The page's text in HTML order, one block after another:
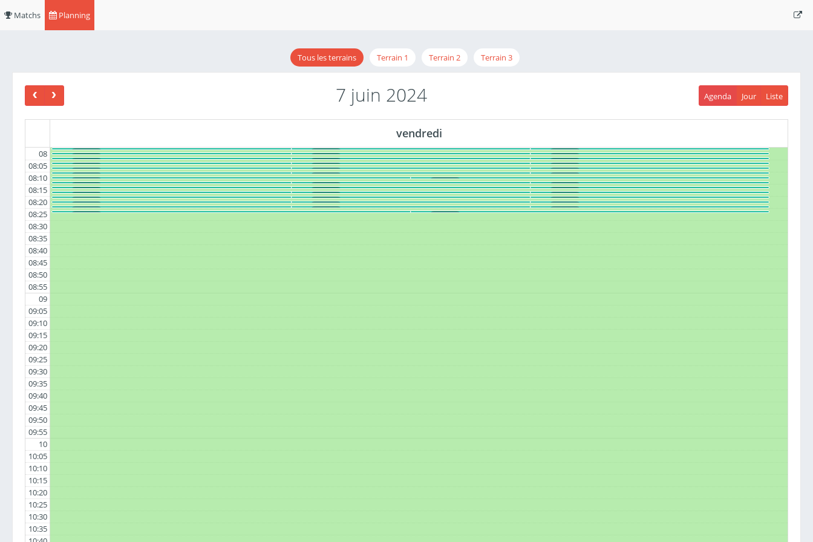
Matchs Planning
Tous les terrains Terrain 1 Terrain 2 Terrain 3
Agenda Jour Liste
7 juin 2024
vendredi
08
08:05
08:10
08:15
08:20
08:25
08:30
08:35
08:40
08:45
08:50
08:55
09
09:05
09:10
09:15
09:20
09:25
09:30
09:35
09:40
09:45
09:50
09:55
10
10:05
10:10
10:15
10:20
10:25
10:30
10:35
SUMO - #1 : Polarity-derp-S / Bomboflag SUMO - #1 : R4 / Cormonbot SUMO - #1 : Our Little Boy / Zawg
SUMO - #1 : Flop Galvanisé / R2 SUMO - #1 : Power Rangers / R5 SUMO - #1 : Dominator O / Spartak
SUMO - #1 : Speed Turtle / Octobot SUMO - #1 : Garfield / R3 SUMO - #1 : R1 / Bomboflag
SUMO - #1 : Polarity-derp-S / R4 SUMO - #1 : Badger / Zawg SUMO - #1 : Our Little Boy / Flop Galvanisé
SUMO - #1 : Goofybot 2.0 / R5 SUMO - #1 : Power Rangers / Dominator O SUMO - #1 : Bimo / Octobot
SUMO - #1 : Speed Turtle / Garfield SUMO - #1 : R1 / Cormonbot SUMO - #1 : Bomboflag / R4
SUMO - #1 : Badger / R2 SUMO - #1 : Zawg / Flop Galvanisé
SUMO - #1 : Goofybot 2.0 / Spartak SUMO - #1 : R5 / Dominator O SUMO - #1 : Bimo / R3
SUMO - #1 : Octobot / Garfield SUMO - #1 : R1 / R4 SUMO - #1 : Cormonbot / Polarity-derp-S
SUMO - #1 : Badger / Flop Galvanisé SUMO - #1 : R2 / Our Little Boy SUMO - #1 : Goofybot 2.0 / Dominator O
SUMO - #1 : Spartak / Power Rangers SUMO - #1 : Bimo / Garfield SUMO - #1 : R3 / Speed Turtle
SUMO - #1 : R1 / Polarity-derp-S SUMO - #1 : Cormonbot / Bomboflag SUMO - #1 : Badger / Our Little Boy
SUMO - #1 : R2 / Zawg SUMO - #1 : Goofybot 2.0 / Power Rangers SUMO - #1 : Spartak / R5
SUMO - #1 : Bimo / Speed Turtle SUMO - #1 : R3 / Octobot